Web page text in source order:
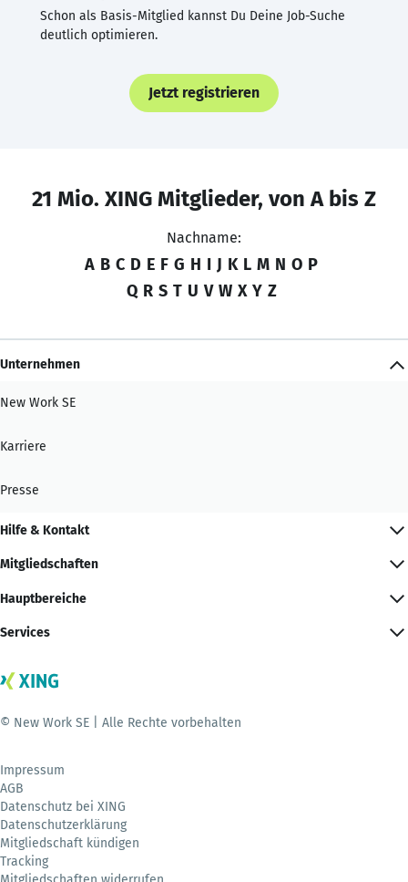
Schon als Basis-Mitglied kannst Du Deine Job-Suche
deutlich optimieren.
Jetzt registrieren
21 Mio. XING Mitglieder, von A bis Z
Nachname:
A B C D E F G H I J K L M N O P
Q R S T U V W X Y Z
Unternehmen
New Work SE
Karriere
Presse
Hilfe & Kontakt
Mitgliedschaften
Hauptbereiche
Services
© New Work SE | Alle Rechte vorbehalten
Impressum
AGB
Datenschutz bei XING
Datenschutzerklärung
Mitgliedschaft kündigen
Tracking